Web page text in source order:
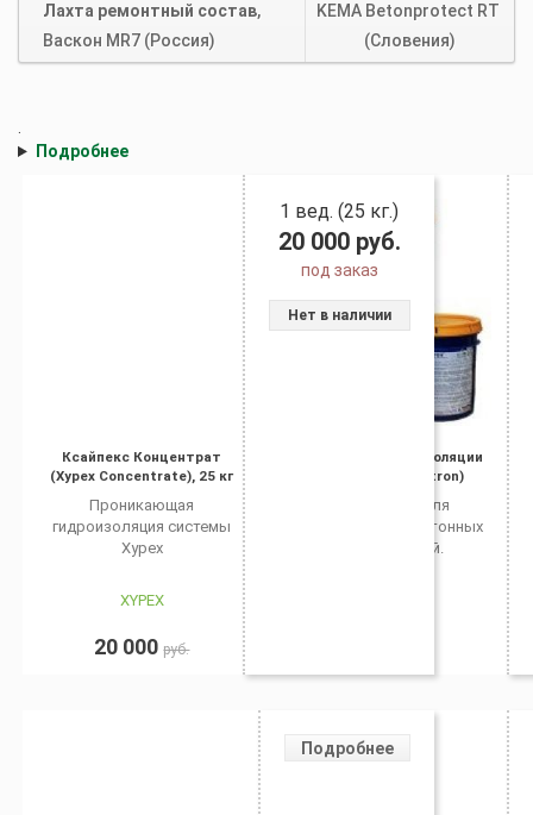
Лахта ремонтный состав,
Васкон MR7 (Россия)
KEMA Betonprotect RT
(Словения)
Подробнее
Ксайпекс Концентрат
(Xypex Concentrate), 25 кг
Проникающая
гидроизоляция системы
Xypex
XYPEX
20 000руб.
1 вед. (25 кг.)
20 000 руб.
под заказ
Нет в наличии
Смесь для гидроизоляции
Пенетрон (Penetron)
Сухая смесь для
гидроизоляции бетонных
поверхностей.
Подробнее